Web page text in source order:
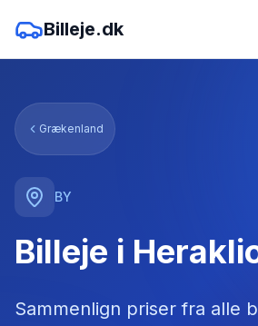
Billeje.dk
Grækenland
BY
Billeje i
Sammenlign priser fra alle